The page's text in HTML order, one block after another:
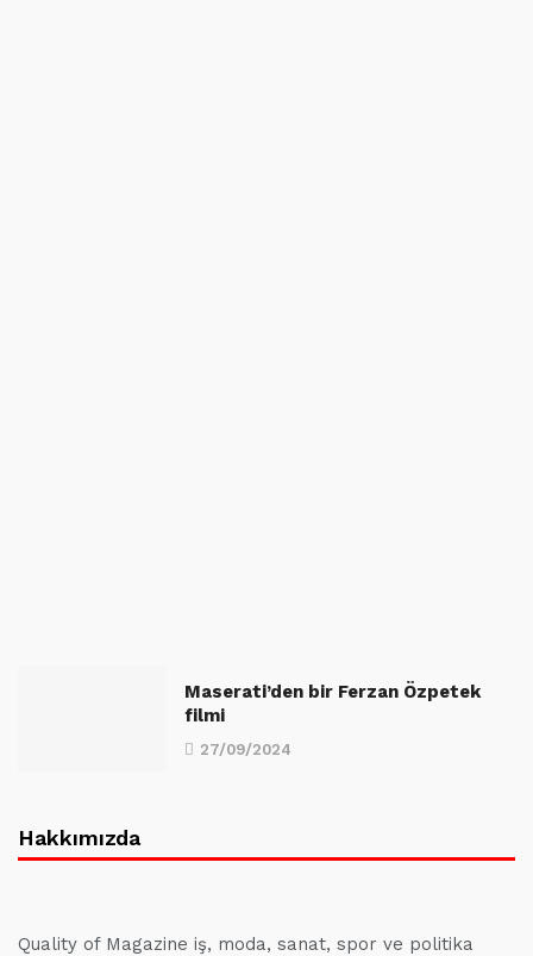
Maserati’den bir Ferzan Özpetek
filmi
27/09/2024
Hakkımızda
Quality of Magazine iş, moda, sanat, spor ve politika